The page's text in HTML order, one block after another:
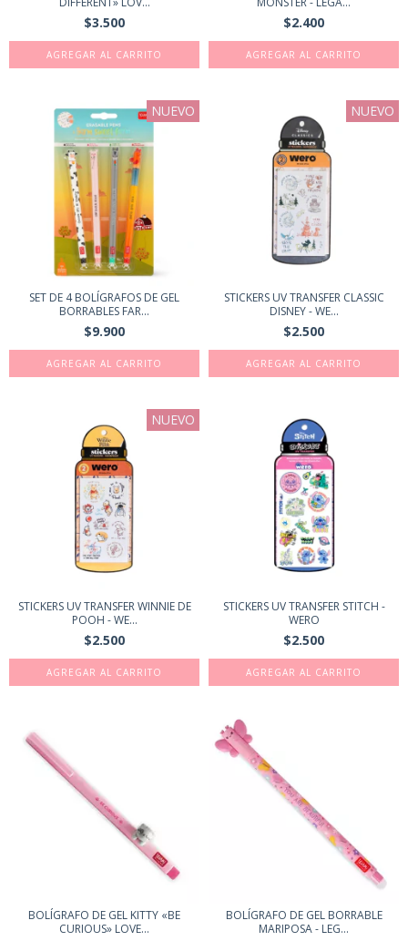
$3.500 $2.400
NUEVO
SET DE 4 BOLÍGRAFOS DE GEL
BORRABLES FAR...
$9.900
NUEVO
STICKERS UV TRANSFER CLASSIC
DISNEY - WE...
$2.500
NUEVO
STICKERS UV TRANSFER WINNIE DE
POOH - WE...
$2.500
STICKERS UV TRANSFER STITCH -
WERO
$2.500
BOLÍGRAFO DE GEL KITTY «BE
CURIOUS» LOVE...
BOLÍGRAFO DE GEL BORRABLE
MARIPOSA - LEG...